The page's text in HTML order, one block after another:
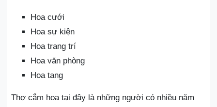
Hoa cưới
Hoa sự kiện
Hoa trang trí
Hoa văn phòng
Hoa tang
Thợ cắm hoa tại đây là những người có nhiều năm